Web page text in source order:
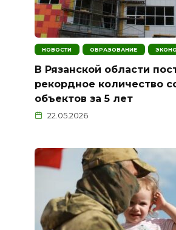
НОВОСТИ ОБРАЗОВАНИЕ
В Рязанской области
рекордное количество
объектов за 5 лет
22.05.2026